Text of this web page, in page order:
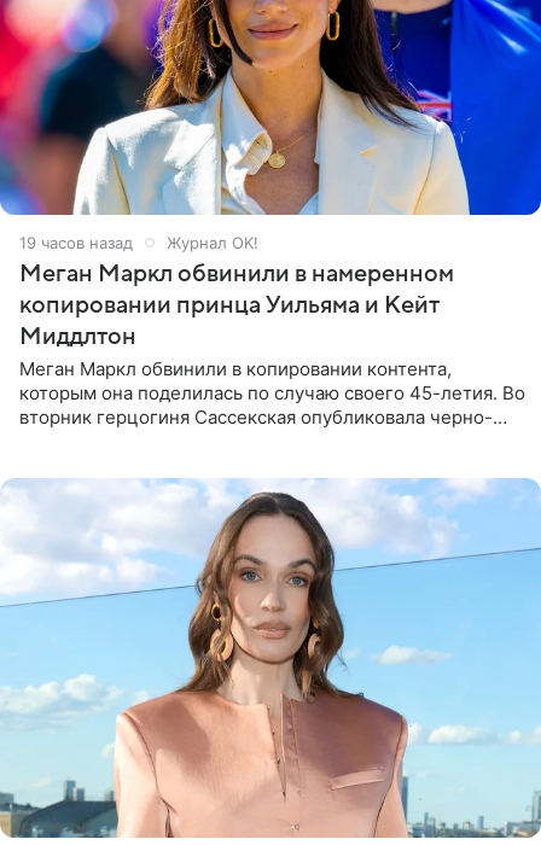
19 часов назад Журнал OK!
Меган Маркл обвинили в намеренном
копировании принца Уильяма и Кейт
Миддлтон
Меган Маркл обвинили в копировании контента,
которым она поделилась по случаю своего 45-летия. Во
вторник герцогиня Сассекская опубликовала черно-